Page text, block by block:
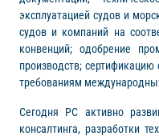
эксплуатацией судов и
судов и компаний на
конвенций; одобрение
производств;
требованиям
Сегодня РС активно
консалтинга, разработки